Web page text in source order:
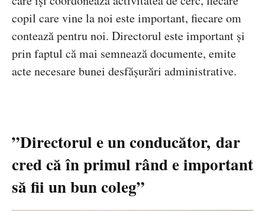
copil care vine la noi este important, fiecare om
contează pentru noi. Directorul este important și
prin faptul că mai semnează documente, emite
acte necesare bunei desfășurări administrative.
”Directorul e un conducător, dar
cred că în primul rând e important
să fii un bun coleg”